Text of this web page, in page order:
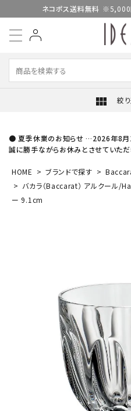
ネコポス送料無料 ※5,000
view_module 絞
● 夏季休業のお知らせ …2026年8月
誠に勝手ながらお休みとさせていただ
HOME ブランドで探す
バカラ（Baccarat） アルクール/
ー 9.1cm